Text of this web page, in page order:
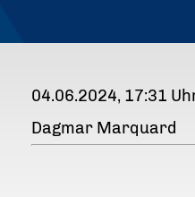
04.06.2024, 17:31
Dagmar Marquard